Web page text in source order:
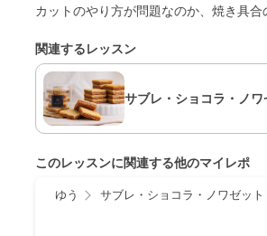
カットのやり方が問題なのか、焼き具
関連するレッスン
サブレ・ショコラ・ノワ
このレッスンに関連する他のマイレポ
ゆう サブレ・ショコラ・ノワゼット